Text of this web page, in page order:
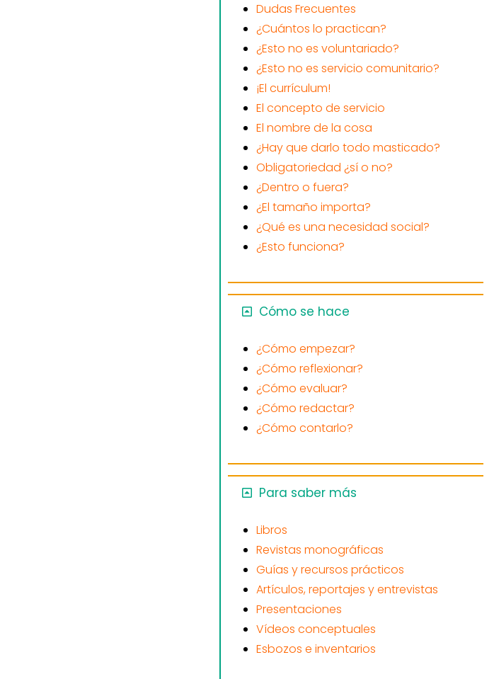
Dudas Frecuentes
¿Cuántos lo practican?
¿Esto no es voluntariado?
¿Esto no es servicio comunitario?
¡El currículum!
El concepto de servicio
El nombre de la cosa
¿Hay que darlo todo masticado?
Obligatoriedad ¿sí o no?
¿Dentro o fuera?
¿El tamaño importa?
¿Qué es una necesidad social?
¿Esto funciona?
Cómo se hace
¿Cómo empezar?
¿Cómo reflexionar?
¿Cómo evaluar?
¿Cómo redactar?
¿Cómo contarlo?
Para saber más
Libros
Revistas monográficas
Guías y recursos prácticos
Artículos, reportajes y entrevistas
Presentaciones
Vídeos conceptuales
Esbozos e inventarios